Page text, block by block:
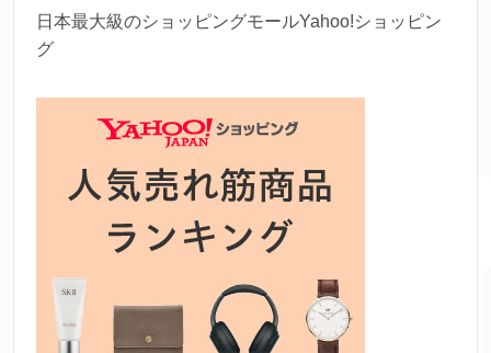
日本最大級のショッピングモールYahoo!ショッピン
グ